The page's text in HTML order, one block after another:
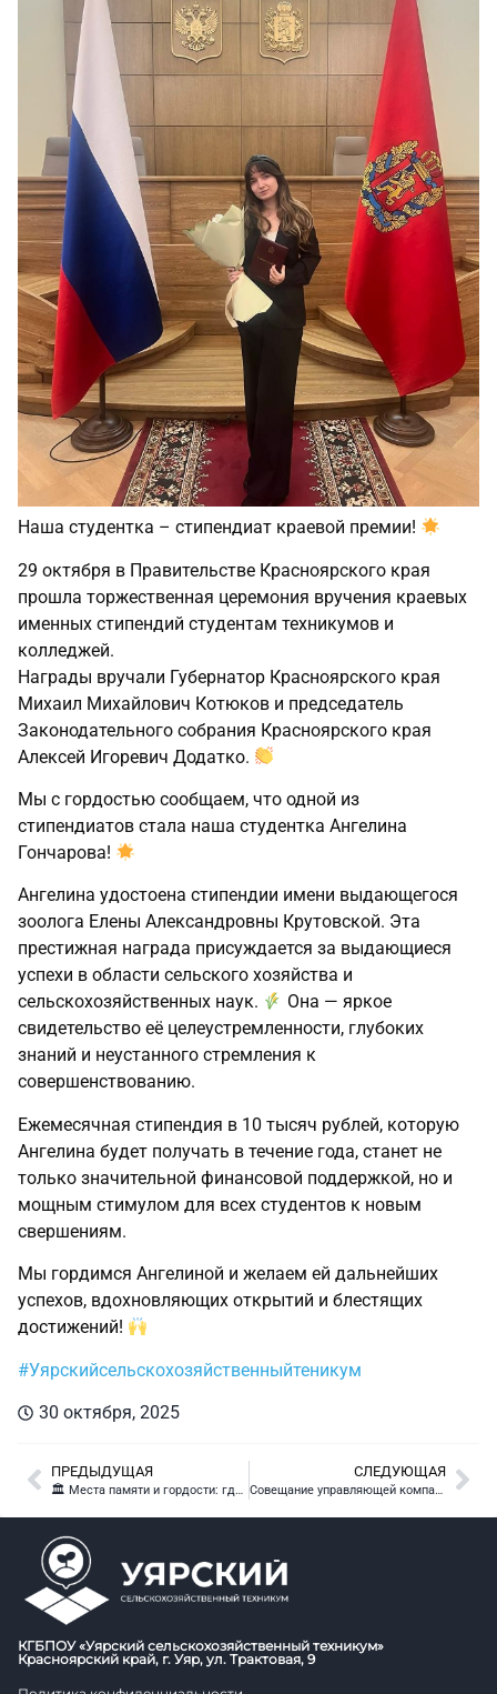
Наша студентка – стипендиат краевой премии!
29 октября в Правительстве Красноярского края
прошла торжественная церемония вручения краевых
именных стипендий студентам техникумов и
колледжей.
Награды вручали Губернатор Красноярского края
Михаил Михайлович Котюков и председатель
Законодательного собрания Красноярского края
Алексей Игоревич Додатко.
Мы с гордостью сообщаем, что одной из
стипендиатов стала наша студентка Ангелина
Гончарова!
Ангелина удостоена стипендии имени выдающегося
зоолога Елены Александровны Крутовской. Эта
престижная награда присуждается за выдающиеся
успехи в области сельского хозяйства и
сельскохозяйственных наук.
Она — яркое
свидетельство её целеустремленности, глубоких
знаний и неустанного стремления к
совершенствованию.
Ежемесячная стипендия в 10 тысяч рублей, которую
Ангелина будет получать в течение года, станет не
только значительной финансовой поддержкой, но и
мощным стимулом для всех студентов к новым
свершениям.
Мы гордимся Ангелиной и желаем ей дальнейших
успехов, вдохновляющих открытий и блестящих
достижений!
#Уярскийсельскохозяйственныйтеникум
30 октября, 2025
ПРЕДЫДУЩАЯ
🏛 Места памяти и гордости: где оживает история
СЛЕДУЮЩАЯ
Совещание управляющей компании
КГБПОУ «Уярский сельскохозяйственный техникум»
Красноярский край, г. Уяр, ул. Трактовая, 9